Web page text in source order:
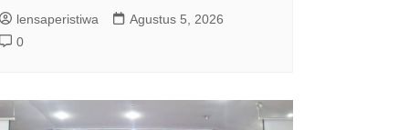
lensaperistiwa
Agustus 5, 2026
0